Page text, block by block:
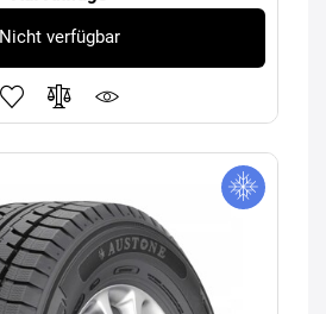
Nicht verfügbar